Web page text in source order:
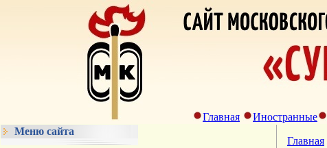
Главная Иностранные
Меню сайта
Главная